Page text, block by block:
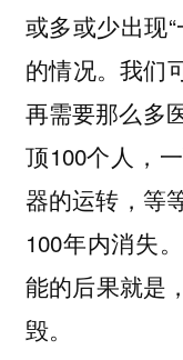
或多或少出现
的情况。我们
再需要那么多
顶100个人，
器的运转，等
100年内消失
能的后果就是
毁。